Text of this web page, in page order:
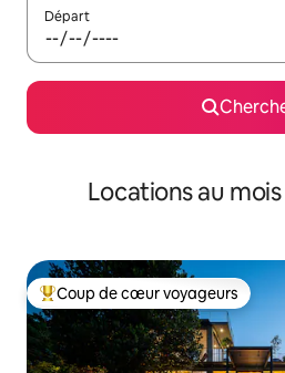
Départ
Locations au
Coup de cœur voyageurs parmi
Coup de cœur voyageurs